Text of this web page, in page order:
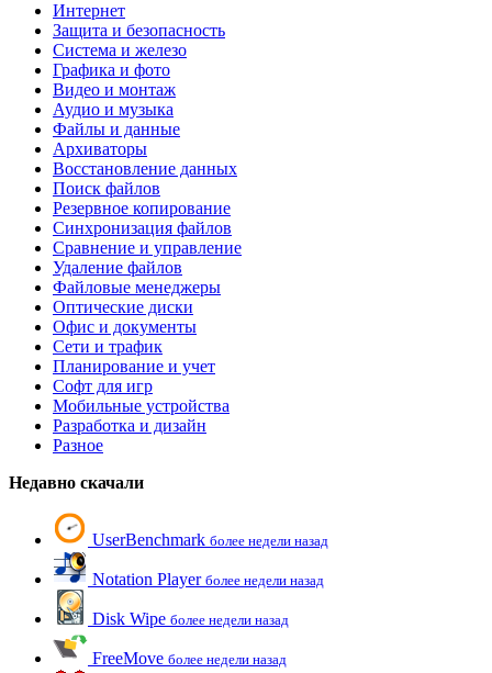
Интернет
Защита и безопасность
Система и железо
Графика и фото
Видео и монтаж
Аудио и музыка
Файлы и данные
Архиваторы
Восстановление данных
Поиск файлов
Резервное копирование
Синхронизация файлов
Сравнение и управление
Удаление файлов
Файловые менеджеры
Оптические диски
Офис и документы
Сети и трафик
Планирование и учет
Софт для игр
Мобильные устройства
Разработка и дизайн
Разное
Недавно скачали
UserBenchmark более недели назад
Notation Player более недели назад
Disk Wipe более недели назад
FreeMove более недели назад